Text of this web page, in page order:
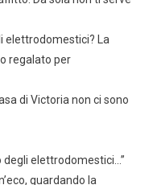
elettrodomestici? La
regalato per
di Victoria non ci sono
degli elettrodomestici…”
guardando la